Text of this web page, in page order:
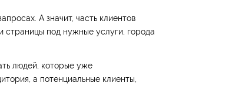
А значит, часть клиентов
страницы под нужные услуги, города
людей, которые уже
а потенциальные клиенты,